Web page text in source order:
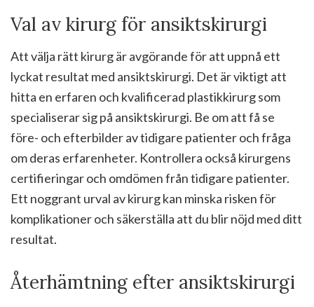
Val av kirurg för ansiktskirurgi
Att välja rätt kirurg är avgörande för att uppnå ett
lyckat resultat med ansiktskirurgi. Det är viktigt att
hitta en erfaren och kvalificerad plastikkirurg som
specialiserar sig på ansiktskirurgi. Be om att få se
före- och efterbilder av tidigare patienter och fråga
om deras erfarenheter. Kontrollera också kirurgens
certifieringar och omdömen från tidigare patienter.
Ett noggrant urval av kirurg kan minska risken för
komplikationer och säkerställa att du blir nöjd med ditt
resultat.
Återhämtning efter ansiktskirurgi